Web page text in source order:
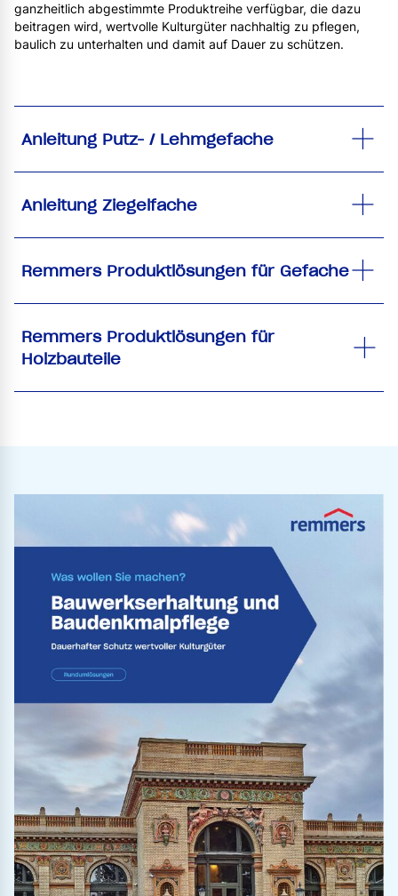
ganzheitlich abgestimmte Produktreihe verfügbar, die dazu
beitragen wird, wertvolle Kulturgüter nachhaltig zu pflegen,
baulich zu unterhalten und damit auf Dauer zu schützen.
Anleitung Putz- / Lehmgefache
Anleitung Ziegelfache
Remmers Produktlösungen für Gefache
Remmers Produktlösungen für
Holzbauteile